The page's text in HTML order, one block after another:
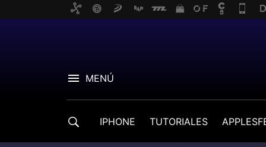
MENÚ
IPHONE TUTORIALES